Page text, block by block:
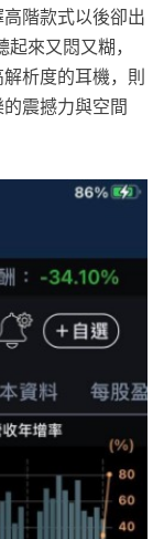
階款式以後卻出
來又悶又糊，
析度的耳機，則
震撼力與空間